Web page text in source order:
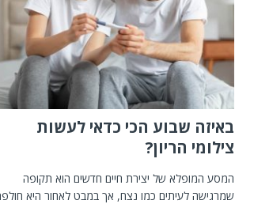
באיזה שבוע הכי כדאי לעשות
צילומי הריון?
המסע המופלא של יצירת חיים חדשים הוא תקופה
שמרגישה לעיתים כמו נצח, אך במבט לאחור היא